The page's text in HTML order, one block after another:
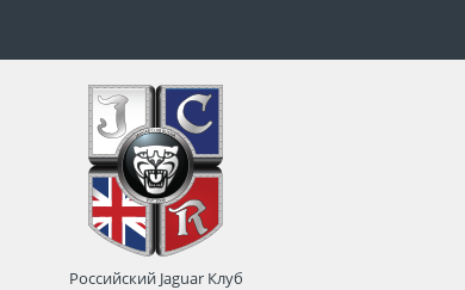
Российский Jaguar Клуб